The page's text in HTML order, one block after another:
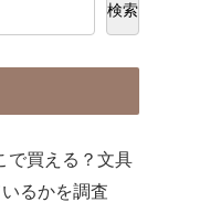
検索
で買える？文具
るかを調査